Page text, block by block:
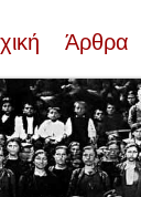
Άρθρα